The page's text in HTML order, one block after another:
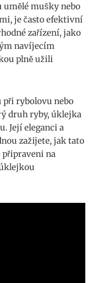
umělé mušky⁤ nebo
je často efektivní
zařízení, jako
navíjecím
plně užili
⁣při rybolovu ⁣nebo
druh ryby, úklejka
Její ​eleganci a
zažijete, jak ⁤tato‌
připraveni na